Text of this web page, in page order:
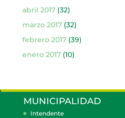
abril 2017(32)
marzo 2017(32)
febrero 2017(39)
enero 2017(10)
MUNICIPALIDAD
Intendente